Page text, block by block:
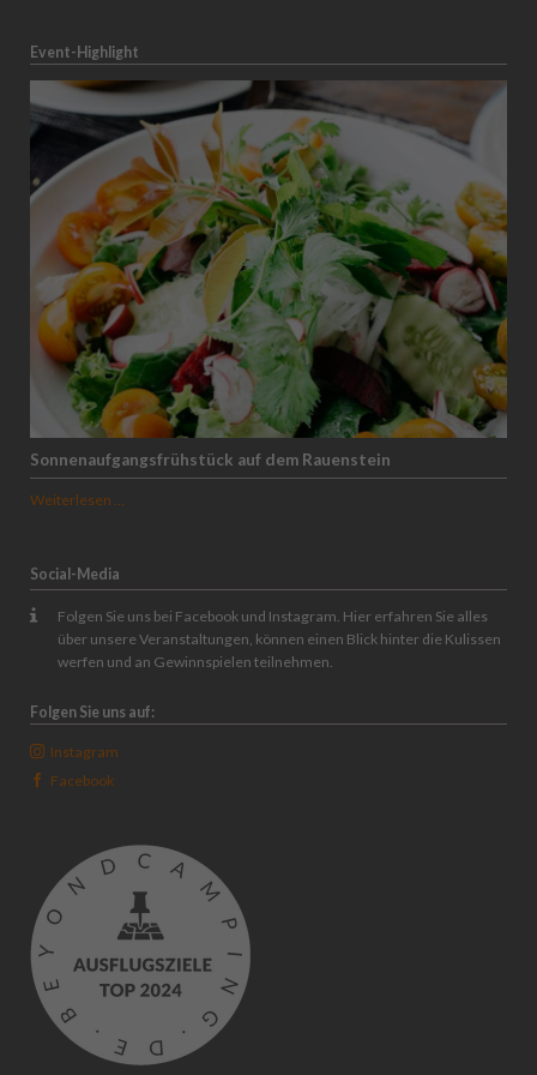
Event-Highlight
Sonnenaufgangsfrühstück auf dem Rauenstein
Weiterlesen …
Social-Media
Folgen Sie uns bei Facebook und Instagram. Hier erfahren Sie alles
über unsere Veranstaltungen, können einen Blick hinter die Kulissen
werfen und an Gewinnspielen teilnehmen.
Folgen Sie uns auf:
Instagram
Facebook